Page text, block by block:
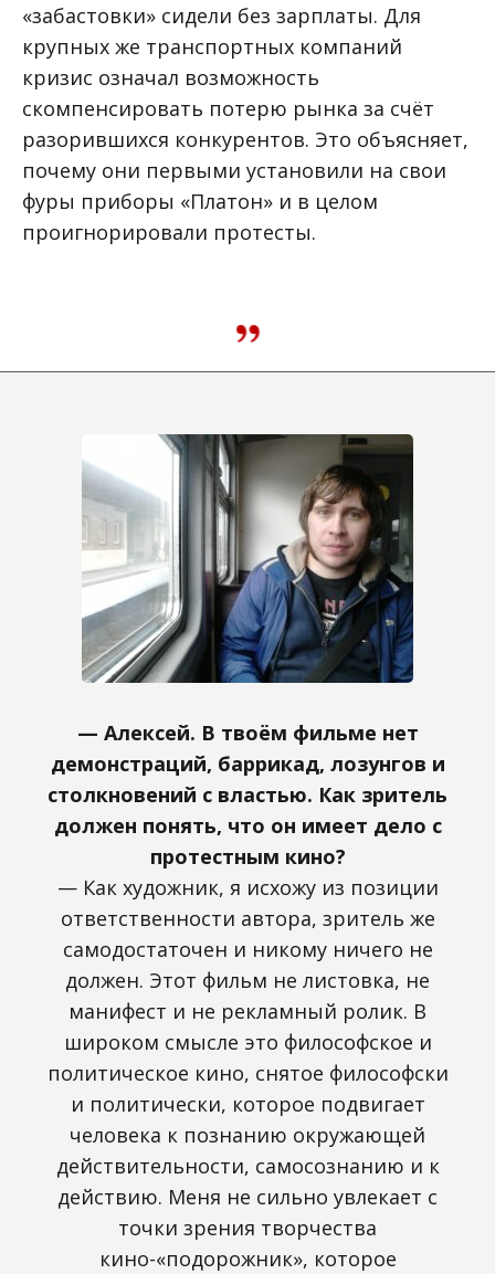
«забастовки» сидели без зарплаты. Для
крупных же транспортных компаний
кризис означал возможность
скомпенсировать потерю рынка за счёт
разорившихся конкурентов. Это объясняет,
почему они первыми установили на свои
фуры приборы «Платон» и в целом
проигнорировали протесты.
— Алексей. В твоём фильме нет
демонстраций, баррикад, лозунгов и
столкновений с властью. Как зритель
должен понять, что он имеет дело с
протестным кино?
— Как художник, я исхожу из позиции
ответственности автора, зритель же
самодостаточен и никому ничего не
должен. Этот фильм не листовка, не
манифест и не рекламный ролик. В
широком смысле это философское и
политическое кино, снятое философски
и политически, которое подвигает
человека к познанию окружающей
действительности, самосознанию и к
действию. Меня не сильно увлекает с
точки зрения творчества
кино-«подорожник», которое